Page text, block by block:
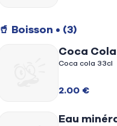
🥤 Boisson • (3)
Coca Cola
Coca cola 33cl
2.00 €
Eau